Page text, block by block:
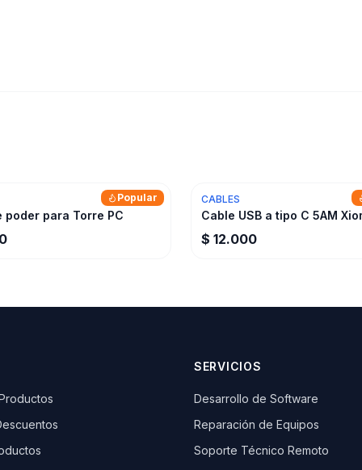
Popular
poder para Torre PC
CABLES
Cable USB a tipo C 5AM
$ 12.000
SERVICIOS
Desarrollo de Software
Reparación de Equipos
Soporte Técnico Remoto